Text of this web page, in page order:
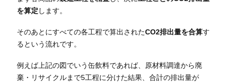
を算定 します。
そのあとにすべての各工程で算出されたCO2排出量を合算す
るという流れです。
例えば上記の図でいう缶飲料であれば、原材料調達から廃
棄・リサイクルまで5工程に分けた結果、合計の排出量が